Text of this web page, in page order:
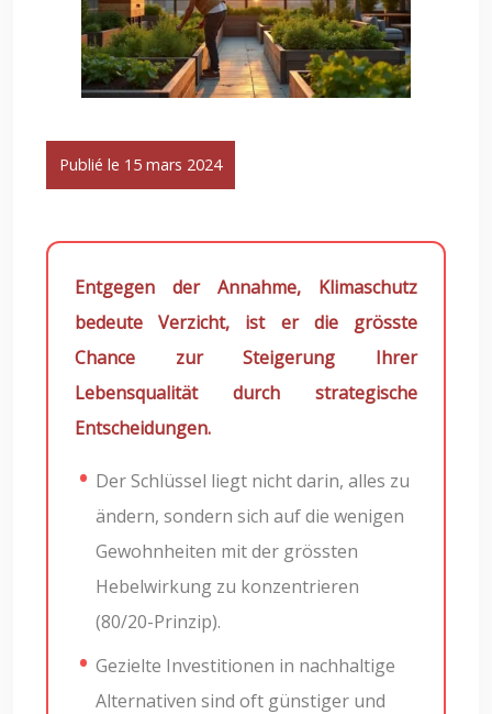
Publié le 15 mars 2024
Entgegen der Annahme, Klimaschutz
bedeute Verzicht, ist er die grösste
Chance zur Steigerung Ihrer
Lebensqualität durch strategische
Entscheidungen.
Der Schlüssel liegt nicht darin, alles zu
ändern, sondern sich auf die wenigen
Gewohnheiten mit der grössten
Hebelwirkung zu konzentrieren
(80/20-Prinzip).
Gezielte Investitionen in nachhaltige
Alternativen sind oft günstiger und